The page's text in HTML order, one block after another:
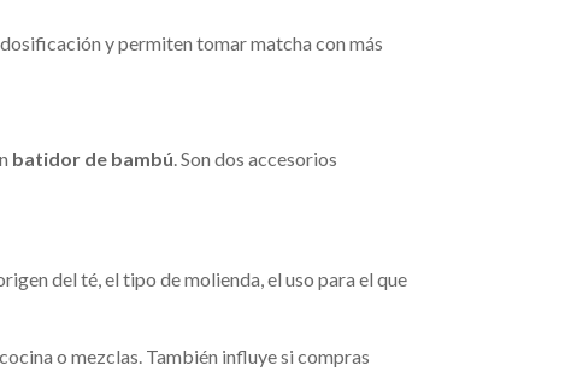
y permiten tomar matcha con más
batidor de bambú . Son dos accesorios
del té, el tipo de molienda, el uso para el que
o mezclas. También influye si compras